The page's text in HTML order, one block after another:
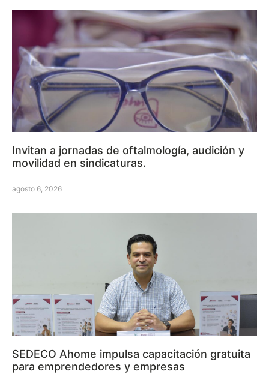
Invitan a jornadas de oftalmología, audición y
movilidad en sindicaturas.
agosto 6, 2026
SEDECO Ahome impulsa capacitación gratuita
para emprendedores y empresas